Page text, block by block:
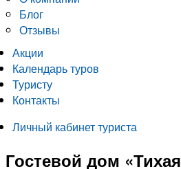
Блог
Отзывы
Акции
Календарь туров
Туристу
Контакты
Личный кабинет туриста
Гостевой дом